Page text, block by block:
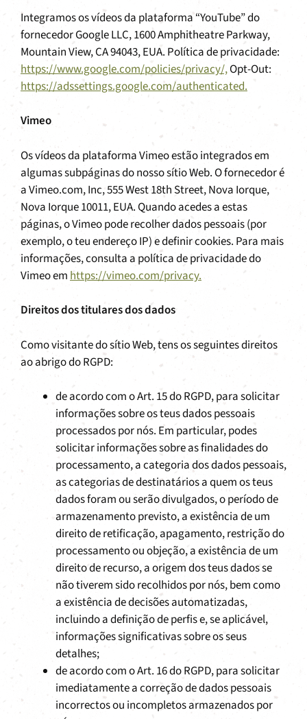
Integramos os vídeos da plataforma “YouTube” do
fornecedor Google LLC, 1600 Amphitheatre Parkway,
Mountain View, CA 94043, EUA. Política de privacidade:
https://www.google.com/policies/privacy/,Opt-Out:
https://adssettings.google.com/authenticated.
Vimeo
Os vídeos da plataforma Vimeo estão integrados em
algumas subpáginas do nosso sítio Web. O fornecedor é
a Vimeo.com, Inc, 555 West 18th Street, Nova Iorque,
Nova Iorque 10011, EUA. Quando acedes a estas
páginas, o Vimeo pode recolher dados pessoais (por
exemplo, o teu endereço IP) e definir cookies. Para mais
informações, consulta a política de privacidade do
Vimeo em https://vimeo.com/privacy.
Direitos dos titulares dos dados
Como visitante do sítio Web, tens os seguintes direitos
ao abrigo do RGPD:
de acordo com o Art. 15 do RGPD, para solicitar
informações sobre os teus dados pessoais
processados por nós. Em particular, podes
solicitar informações sobre as finalidades do
processamento, a categoria dos dados pessoais,
as categorias de destinatários a quem os teus
dados foram ou serão divulgados, o período de
armazenamento previsto, a existência de um
direito de retificação, apagamento, restrição do
processamento ou objeção, a existência de um
direito de recurso, a origem dos teus dados se
não tiverem sido recolhidos por nós, bem como
a existência de decisões automatizadas,
incluindo a definição de perfis e, se aplicável,
informações significativas sobre os seus
detalhes;
de acordo com o Art. 16 do RGPD, para solicitar
imediatamente a correção de dados pessoais
incorrectos ou incompletos armazenados por